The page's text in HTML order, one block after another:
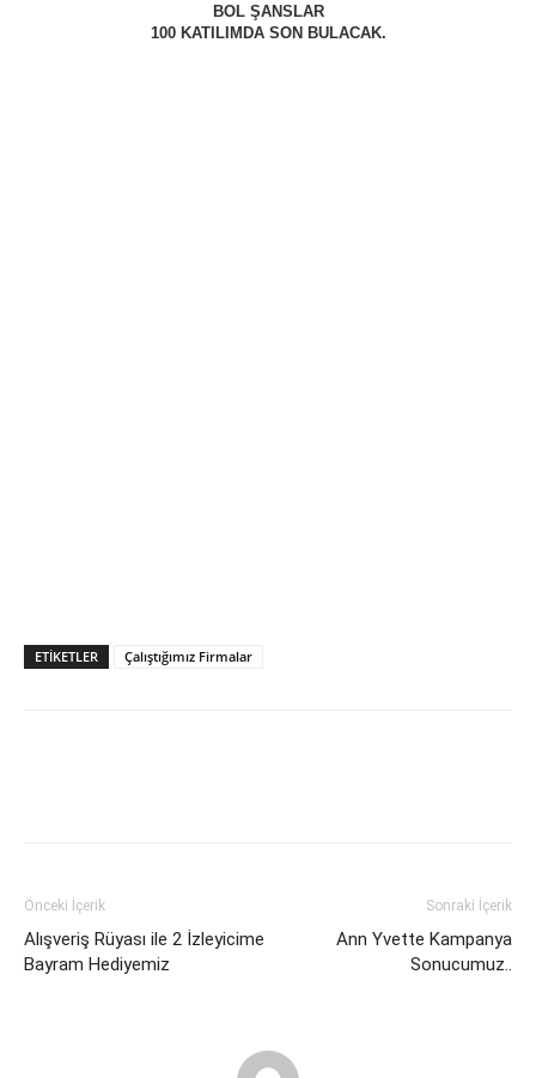
BOL ŞANSLAR
100 KATILIMDA SON BULACAK.
ETIKETLER Çalıştığımız Firmalar
Önceki İçerik
Alışveriş Rüyası ile 2 İzleyicime
Bayram Hediyemiz
Sonraki İçerik
Ann Yvette Kampanya
Sonucumuz..